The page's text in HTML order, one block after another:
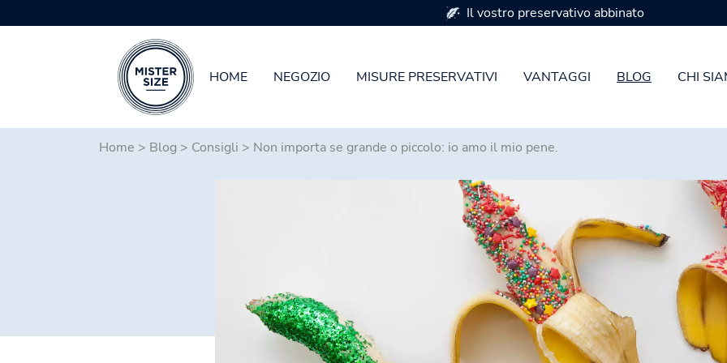
HOME NEGOZIO MISURE PRESERVATIVI VANTAGGI BLOG CHI
Disponibile in 7 misure di preservativi
Home > Blog > Consigli > Non importa se grande o piccolo: io amo il mio pene.